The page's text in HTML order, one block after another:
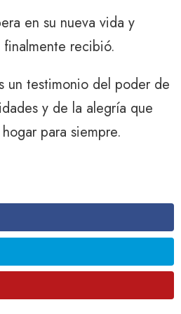
en su nueva vida y
recibió.
un testimonio del poder de
y de la alegría que
para siempre.